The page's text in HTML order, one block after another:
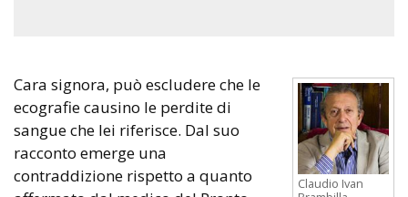
Claudio Ivan
Cara signora, può escludere che le
ecografie causino le perdite di
sangue che lei riferisce. Dal suo
racconto emerge una
contraddizione rispetto a quanto